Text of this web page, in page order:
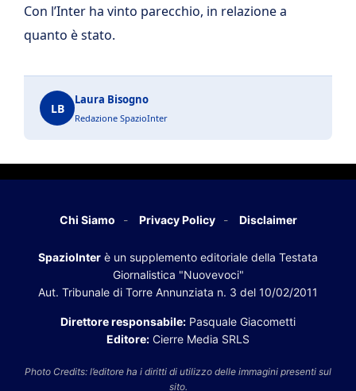
Con l’Inter ha vinto parecchio, in relazione a
quanto è stato.
LB
Laura Bisogno
Redazione SpazioInter
Chi Siamo Privacy Policy Disclaimer
SpazioInter è un supplemento editoriale della Testata
Giornalistica "Nuovevoci"
Aut. Tribunale di Torre Annunziata n. 3 del 10/02/2011
Direttore responsabile: Pasquale Giacometti
Editore: Cierre Media SRLS
Photo Credits: l’editore ha i diritti di utilizzo delle immagini presenti sul
sito.